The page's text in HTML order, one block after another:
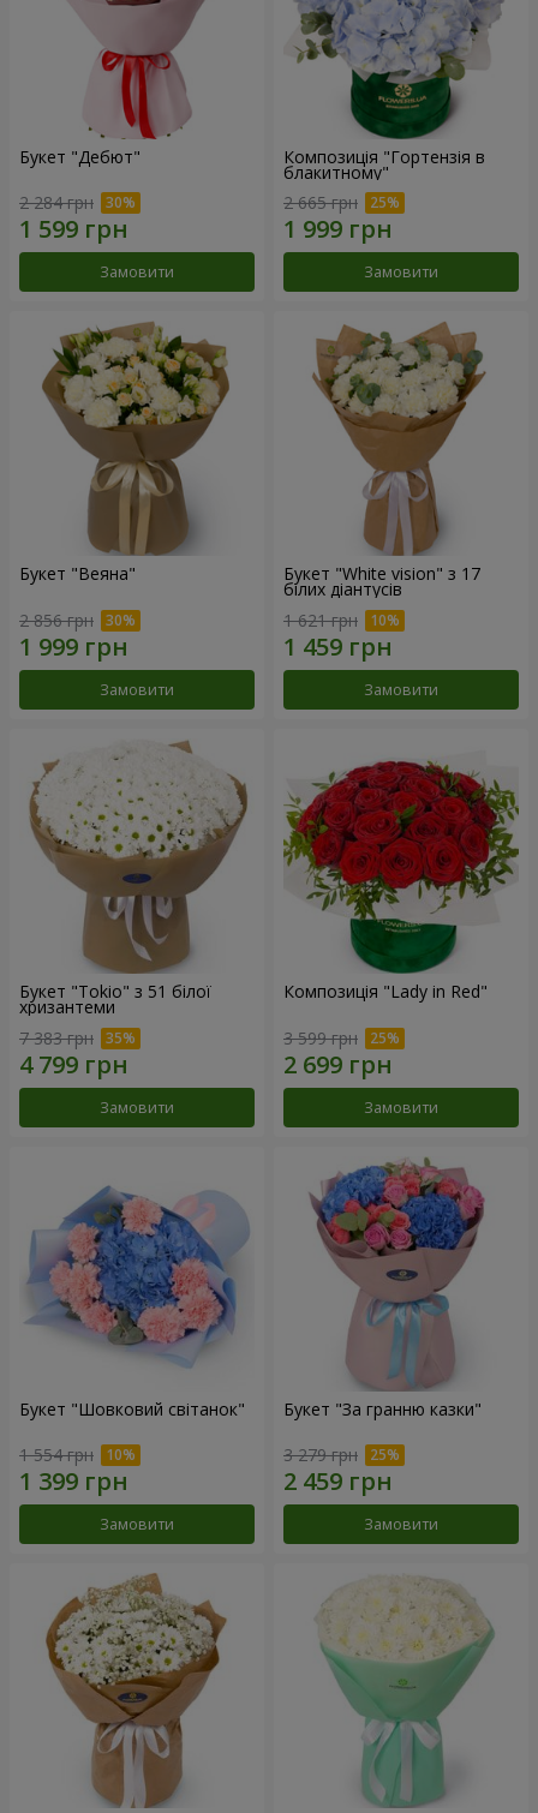
Букет "Дебют"
2 284 грн
Замовити
Композиція "Гортензія в
блакитному"
2 665 грн
Замовити
Букет "Веяна"
2 856 грн
Замовити
Букет "White vision" з 17
білих діантусів
1 621 грн
Замовити
Букет "Tokio" з 51 білої
хризантеми
7 383 грн
Замовити
Композиція "Lady in Red"
3 599 грн
Замовити
Букет "Шовковий світанок"
1 554 грн
Замовити
Букет "За гранню казки"
3 279 грн
Замовити